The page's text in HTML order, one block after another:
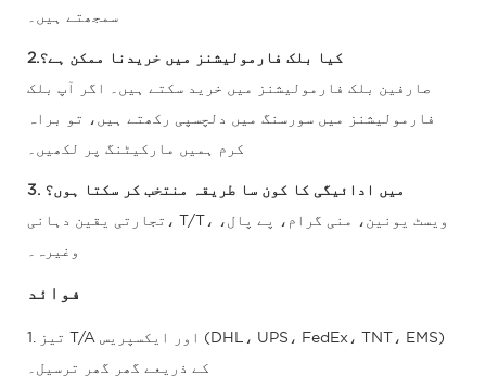
سمجھتے ہیں۔
2.کیا بلک فارمولیشنز میں خریدنا ممکن ہے؟
صارفین بلک فارمولیشنز میں خرید سکتے ہیں۔ اگر آپ بلک
فارمولیشنز میں سورسنگ میں دلچسپی رکھتے ہیں، تو براہ
کرم ہمیں مارکیٹنگ پر لکھیں۔
3. میں ادائیگی کا کون سا طریقہ منتخب کر سکتا ہوں؟
تجارتی یقین دہانی، T/T، ویسٹ یونین، منی گرام، پے پال،
وغیرہ۔
فوائد
1. تیز T/A اور ایکسپریس (DHL، UPS، FedEx، TNT، EMS)
کے ذریعے گھر گھر ترسیل۔